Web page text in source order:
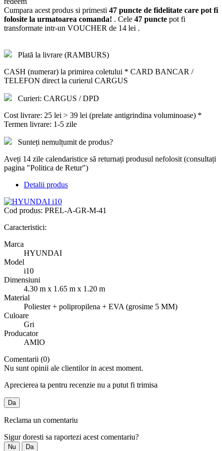
Cumpara acest produs si primesti 47 puncte de fidelitate care pot fi
folosite la urmatoarea comanda! . Cele 47 puncte pot fi
transformate intr-un VOUCHER de 14 lei .
Plată la livrare (RAMBURS)
CASH (numerar) la primirea coletului * CARD BANCAR /
TELEFON direct la curierul CARGUS
Curieri: CARGUS / DPD
Cost livrare: 25 lei > 39 lei (prelate antigrindina voluminoase) *
Termen livrare: 1-5 zile
Sunteți nemulțumit de produs?
Aveți 14 zile calendaristice să returnați produsul nefolosit (consultați
pagina "Politica de Retur")
Detalii produs
Cod produs: PREL-A-GR-M-41
Caracteristici:
Marca
HYUNDAI
Model
i10
Dimensiuni
4.30 m x 1.65 m x 1.20 m
Material
Poliester + polipropilena + EVA (grosime 5 MM)
Culoare
Gri
Producator
AMIO
Comentarii (0)
Nu sunt opinii ale clientilor in acest moment.
Aprecierea ta pentru recenzie nu a putut fi trimisa
Da
Reclama un comentariu
Sigur doresti sa raportezi acest comentariu?
Nu Da